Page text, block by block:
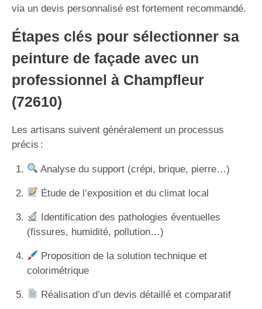
via un devis personnalisé est fortement recommandé.
Étapes clés pour sélectionner sa
peinture de façade avec un
professionnel à Champfleur
(72610)
Les artisans suivent généralement un processus
précis :
Analyse du support (crépi, brique, pierre…)
Étude de l’exposition et du climat local
Identification des pathologies éventuelles
(fissures, humidité, pollution…)
Proposition de la solution technique et
colorimétrique
Réalisation d’un devis détaillé et comparatif